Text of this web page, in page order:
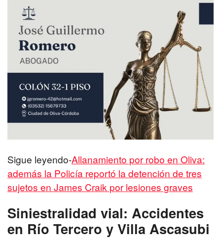
Sigue leyendo-Allanamiento por robo en Oliva:
además la Policía reportó la detención de tres
sujetos en James Craik por lesiones graves
Siniestralidad vial: Accidentes
en Río Tercero y Villa Ascasubi